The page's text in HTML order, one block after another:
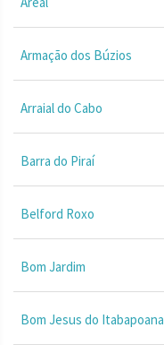
Armação dos Búzios
Arraial do Cabo
Barra do Piraí
Belford Roxo
Bom Jardim
Bom Jesus do Itabapoana